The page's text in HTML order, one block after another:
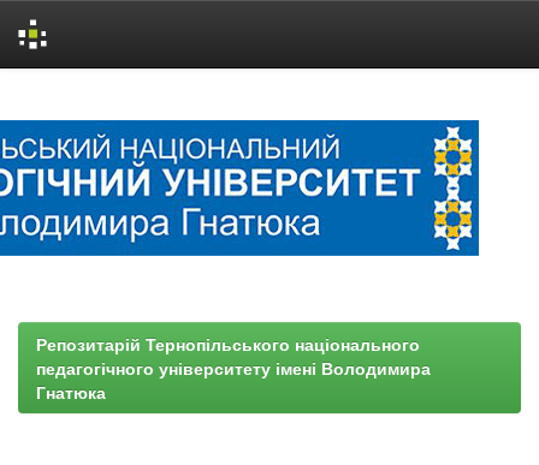
Репозитарій Тернопільського національного
педагогічного університету імені Володимира
Гнатюка